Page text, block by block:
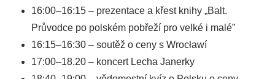
16:00–16:15 – prezentace a křest knihy „Balt.
Průvodce po polském pobřeží pro velké i malé”
16:15–16:30 – soutěž o ceny s Wrocławí
17:00–18.20 – koncert Lecha Janerky